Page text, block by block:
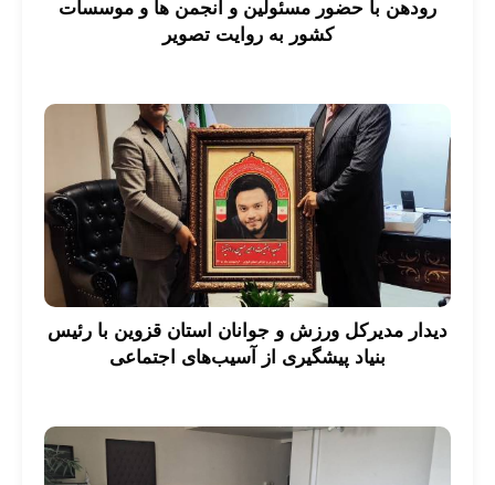
رودهن با حضور مسئولین و انجمن ها و موسسات
کشور به روایت تصویر
دیدار مدیرکل ورزش و جوانان استان قزوین با رئیس
بنیاد پیشگیری از آسیب‌های اجتماعی